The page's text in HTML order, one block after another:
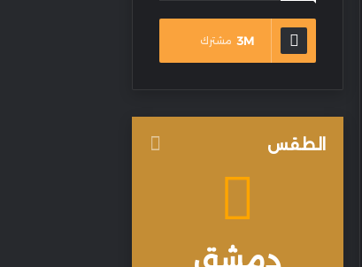
3M مشترك
الطقس
دمشق